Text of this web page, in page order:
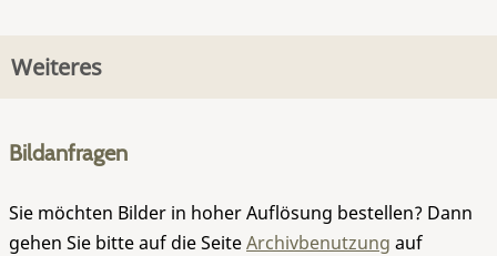
Weiteres
Bildanfragen
Sie möchten Bilder in hoher Auflösung bestellen? Dann
gehen Sie bitte auf die SeiteArchivbenutzung auf